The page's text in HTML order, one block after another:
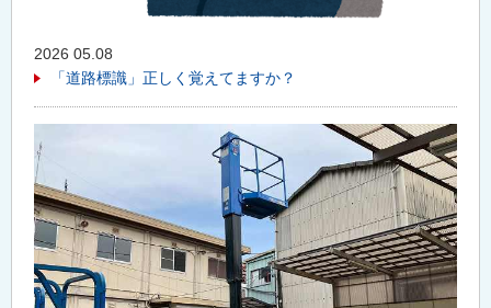
2026 05.08
「道路標識」正しく覚えてますか？